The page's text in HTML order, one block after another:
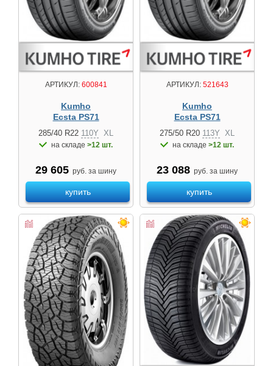
АРТИКУЛ:600841
Kumho
Ecsta PS71
285/40 R22 110Y XL
на складе >12 шт.
29 605 руб. за шину
купить
АРТИКУЛ:521643
Kumho
Ecsta PS71
275/50 R20 113Y XL
на складе >12 шт.
23 088 руб. за шину
купить